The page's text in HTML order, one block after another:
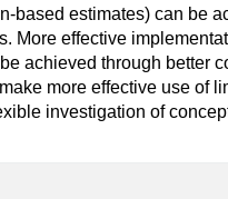
based estimates) can be
More effective
achieved through better
more effective use of
investigation of